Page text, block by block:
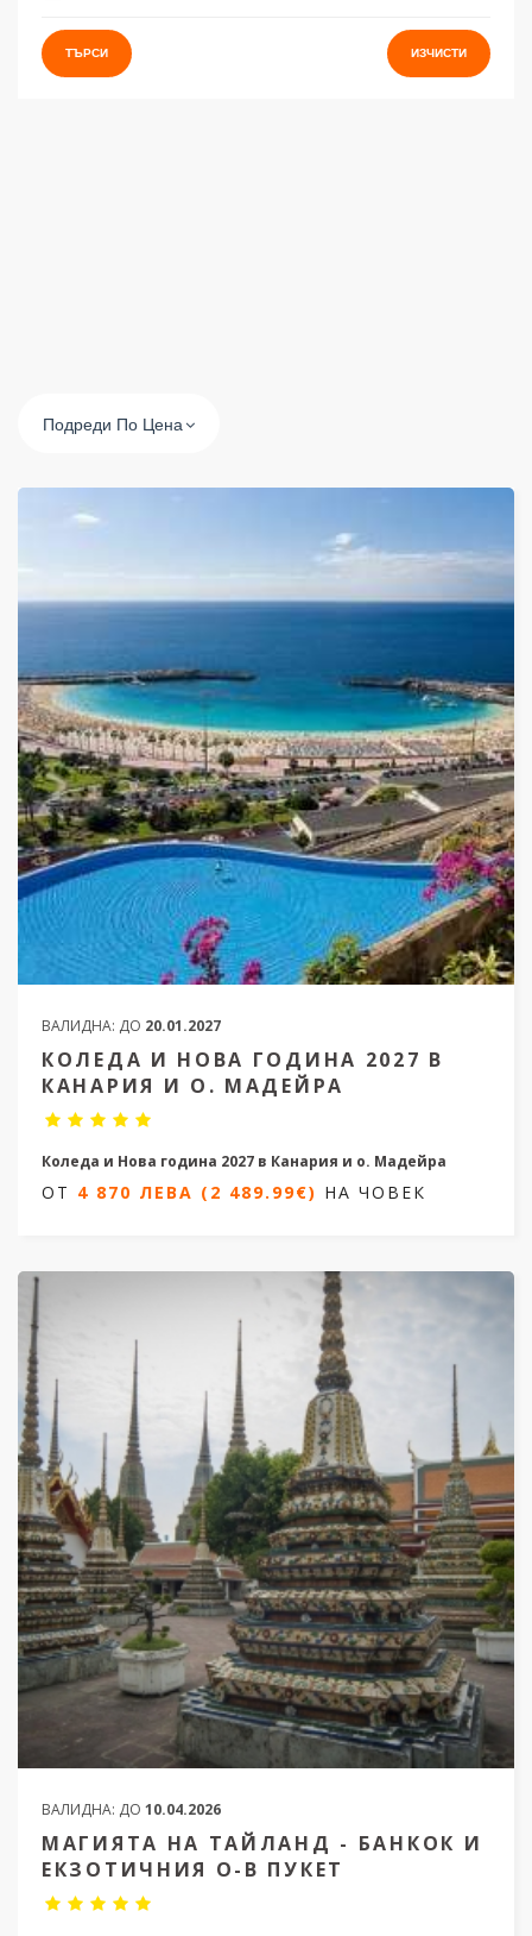
Подреди По Цена
ВАЛИДНА: ДО 20.01.2027
КОЛЕДА И НОВА ГОДИНА 2027 В
КАНАРИЯ И О. МАДЕЙРА
Коледа и Нова година 2027 в Канария и о. Мадейра
12 нощувки/ 13 дни
4 870 ЛЕВА (2 489.99€)НА ЧОВЕК
ОТ 4 870 ЛЕВА (2 489.99€) НА ЧОВЕК
ВАЛИДНА: ДО 10.04.2026
МАГИЯТА НА ТАЙЛАНД - БАНКОК И
ЕКЗОТИЧНИЯ О-В ПУКЕТ